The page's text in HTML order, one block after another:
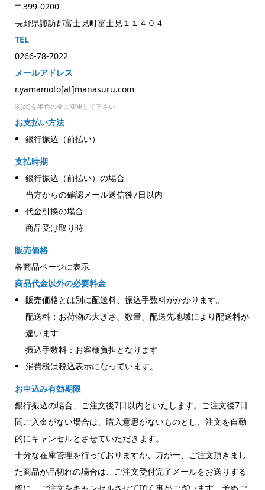
〒399-0200
長野県諏訪郡富士見町富士見１１４０４
TEL
0266-78-7022
メールアドレス
r.yamamoto[at]manasuru.com
※[at]を半角の＠に変更して下さい
お支払い方法
銀行振込（前払い）
支払時期
銀行振込（前払い）の場合
当方からの確認メール送信後7日以内
代金引換の場合
商品受け取り時
販売価格
各商品ページに表示
商品代金以外の必要料金
販売価格とは別に配送料、振込手数料がかかります。
配送料：お荷物の大きさ、数量、配送先地域により配送料が
違います
振込手数料：お客様負担となります
消費税は税込表示になっています。
お申込み有効期限
銀行振込の場合、ご注文後7日以内といたします。ご注文後7日
間ご入金がない場合は、購入意思がないものとし、注文を自動
的にキャンセルとさせていただきます。
十分な在庫管理を行っておりますが、万が一、ご注文頂きまし
た商品が品切れの場合は、ご注文受付完了メールをお送りする